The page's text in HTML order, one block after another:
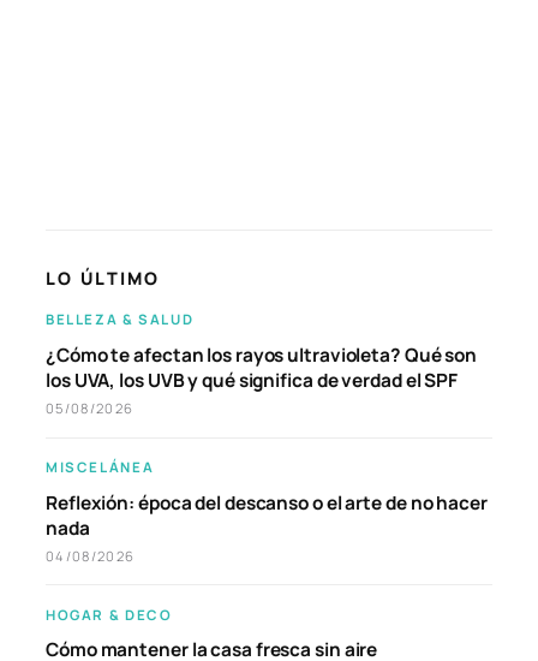
LO ÚLTIMO
BELLEZA & SALUD
¿Cómo te afectan los rayos ultravioleta? Qué son
los UVA, los UVB y qué significa de verdad el SPF
05/08/2026
MISCELÁNEA
Reflexión: época del descanso o el arte de no hacer
nada
04/08/2026
HOGAR & DECO
Cómo mantener la casa fresca sin aire